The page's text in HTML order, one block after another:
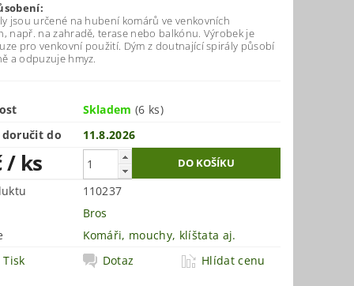
jsou určené na hubení komárů ve venkovních
např. na zahradě, terase nebo balkónu. Výrobek je
pro venkovní použití. Dým z doutnající spirály působí
a odpuzuje hmyz.
Skladem(6 ks)
doručit do
11.8.2026
/ ks
110237
Bros
Komáři, mouchy, klíštata aj.
Tisk
Dotaz Hlídat cenu